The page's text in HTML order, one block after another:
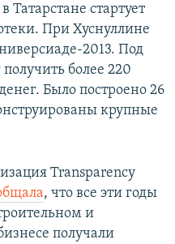
Татарстане стартует
При Хуснуллине
2013. Под
получить более 220
Было построено 26
крупные
Transparency
, что все эти годы
и
получали